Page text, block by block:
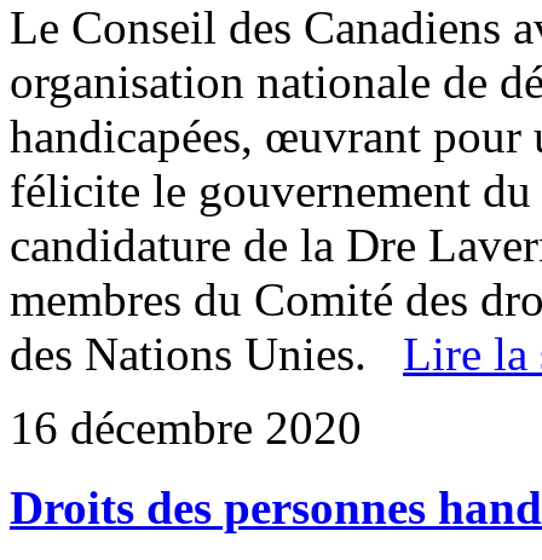
Le Conseil des Canadiens
organisation nationale de
handicapées, œuvrant pour
félicite le gouvernement
candidature de la Dre
membres du Comité des
des Nations Unies. Lire la
16 décembre 2020
Droits des personnes